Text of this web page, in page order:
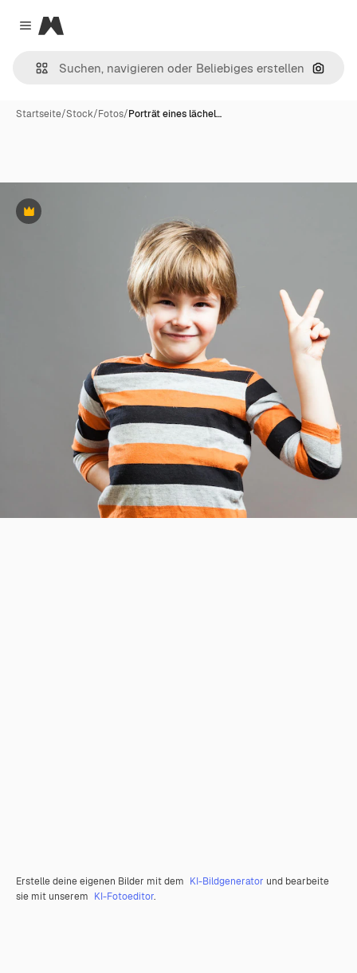
Close menu
Magnific
Nach
Startseite/Stock/Fotos/Porträt eines lächel…
Premium
Erstelle deine eigenen Bilder mit dem KI-Bildgenerator und bearbeite
sie mit unserem KI-Fotoeditor.